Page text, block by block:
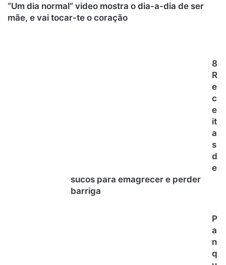
“Um dia normal” video mostra o dia-a-dia de ser
mãe, e vai tocar-te o coração
8
R
e
c
e
it
a
s
d
e
sucos para emagrecer e perder
barriga
P
a
n
q